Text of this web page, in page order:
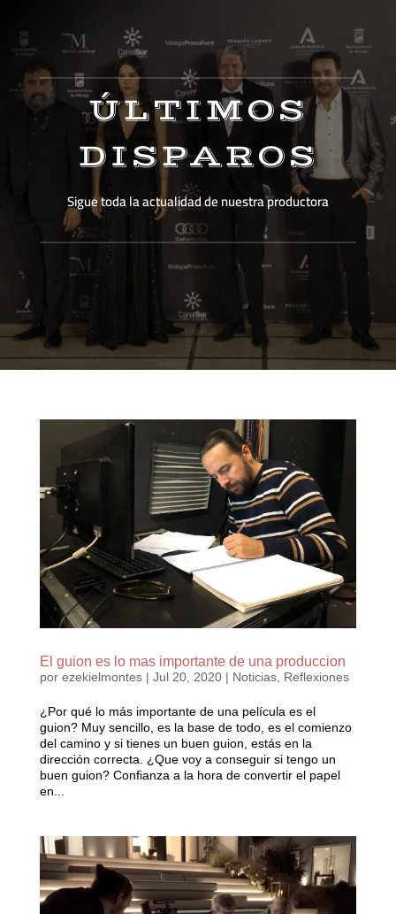
ÚLTIMOS
DISPAROS
Sigue toda la actualidad de nuestra productora
El guion es lo mas importante de una produccion
por ezekielmontes| Jul 20, 2020| Noticias, Reflexiones
¿Por qué lo más importante de una película es el
guion? Muy sencillo, es la base de todo, es el comienzo
del camino y si tienes un buen guion, estás en la
dirección correcta. ¿Que voy a conseguir si tengo un
buen guion? Confianza a la hora de convertir el papel
en...